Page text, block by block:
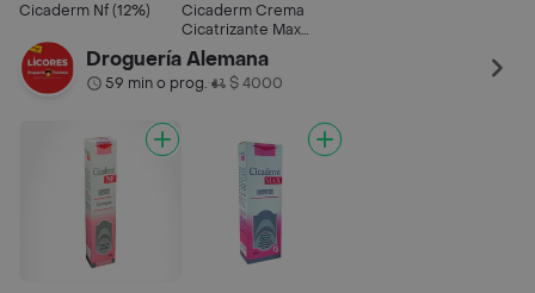
Cicaderm Nf (12%)
Cicaderm Crema
Cicatrizante Max
Protege Regenera
Humecta
Droguería Alemana
59 min o prog.• $ 4000